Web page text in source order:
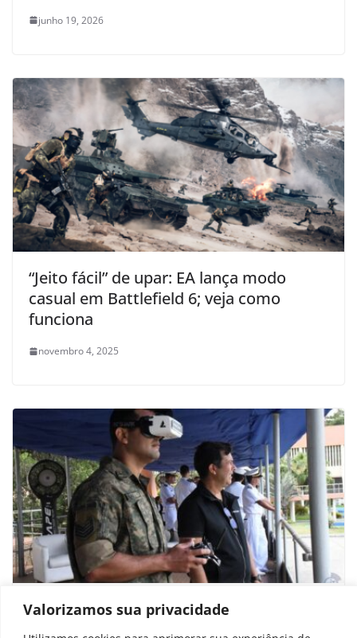
Valorizamos sua privacidade
junho 19, 2026
“Jeito fácil” de upar: EA lança modo
casual em Battlefield 6; veja como
funciona
novembro 4, 2025
Marinha do Brasil confirma criação de
escola de drones em 2026